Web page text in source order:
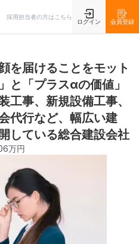
採用担当者の方はこちら
ログイン 会員登録
を届けることをモット
と「プラスαの価値」
工事、新規設備工事、
代行など、幅広い建
している総合建設会社
万円